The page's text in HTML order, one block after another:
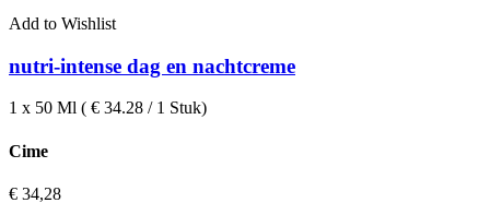
Add to Wishlist
nutri-intense dag en nachtcreme
1 x 50 Ml ( € 34.28 / 1 Stuk)
Cime
€ 34,28